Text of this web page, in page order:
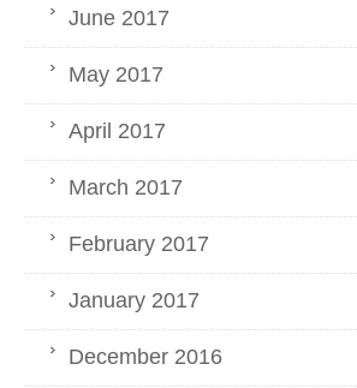
June 2017
May 2017
April 2017
March 2017
February 2017
January 2017
December 2016